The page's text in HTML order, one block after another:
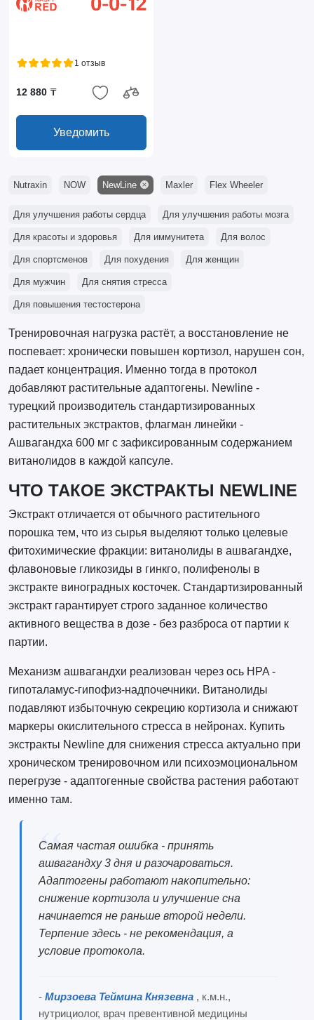
1 отзыв
12 880 ₸
Уведомить
Nutraxin NOW NewLine Maxler Flex Wheeler
Для улучшения работы сердца Для улучшения работы мозга
Для красоты и здоровья Для иммунитета Для волос
Для спортсменов Для похудения Для женщин
Для мужчин Для снятия стресса
Для повышения тестостерона
Тренировочная нагрузка растёт, а восстановление не
поспевает: хронически повышен кортизол, нарушен сон,
падает концентрация. Именно тогда в протокол
добавляют растительные адаптогены. Newline -
турецкий производитель стандартизированных
растительных экстрактов, флагман линейки -
Ашвагандха 600 мг с зафиксированным содержанием
витанолидов в каждой капсуле.
ЧТО ТАКОЕ ЭКСТРАКТЫ NEWLINE
Экстракт отличается от обычного растительного
порошка тем, что из сырья выделяют только целевые
фитохимические фракции: витанолиды в ашвагандхе,
флавоновые гликозиды в гинкго, полифенолы в
экстракте виноградных косточек. Стандартизированный
экстракт гарантирует строго заданное количество
активного вещества в дозе - без разброса от партии к
партии.
Механизм ашвагандхи реализован через ось HPA -
гипоталамус-гипофиз-надпочечники. Витанолиды
подавляют избыточную секрецию кортизола и снижают
маркеры окислительного стресса в нейронах. Купить
экстракты Newline для снижения стресса актуально при
хроническом тренировочном или психоэмоциональном
перегрузе - адаптогенные свойства растения работают
именно там.
Самая частая ошибка - принять
ашвагандху 3 дня и разочароваться.
Адаптогены работают накопительно:
снижение кортизола и улучшение сна
начинается не раньше второй недели.
Терпение здесь - не рекомендация, а
условие протокола.
- Мирзоева Теймина Князевна , к.м.н.,
нутрициолог, врач превентивной медицины